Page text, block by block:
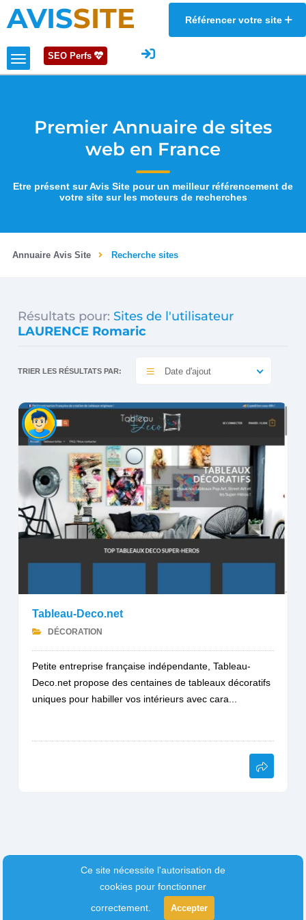
AVISSITE Référencer votre site
SEO Perfs
Premier Annuaire de sites
web en France
Etre présent sur Avis Site pour un meilleur référencement de
votre site sur les moteurs de recherches
Annuaire Avis Site Recherche sites
Résultats pour: Sites de l'utilisateur
LAURENCE Romaric
TRIER LES RÉSULTATS PAR: Date d'ajout
Tableau-Deco.net
DÉCORATION
Petite entreprise française indépendante, Tableau-
Deco.net propose des centaines de tableaux décoratifs
uniques pour habiller vos intérieurs avec cara...
Ce site nécessite l'autorisation de
cookies pour fonctionner
correctement.
Accepter